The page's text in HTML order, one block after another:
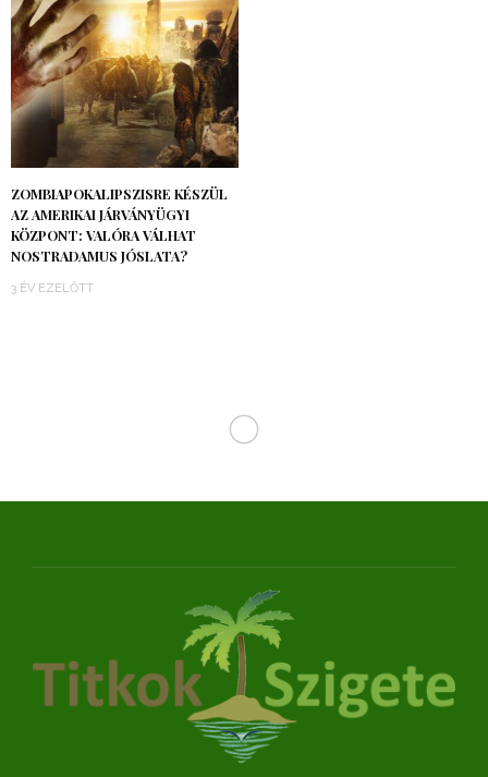
ZOMBIAPOKALIPSZISRE KÉSZÜL
AZ AMERIKAI JÁRVÁNYÜGYI
KÖZPONT: VALÓRA VÁLHAT
NOSTRADAMUS JÓSLATA?
3 ÉV EZELŐTT
CÍMLAPSZTORIK ÉRDEKES VILÁG
ÉBREDEZIK AZ ÖNTUDAT? EURÓPA
Világszerte szisztematikusan kezdték el
“lekapcsolni” a lockdown mögött álló hatalmakat?
Világszerte számos helyen szabadultak el az
indulatok, ami egy dolgot nagyon pontosan előre